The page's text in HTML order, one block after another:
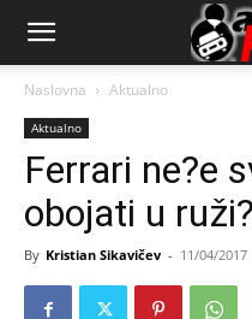
AutopressHR
Naslovna Aktualno
Aktualno
Ferrari ne?e
obojati u
By Kristian Sikavičev - 11/04/2017